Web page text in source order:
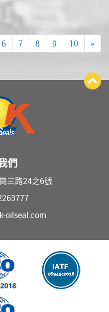
6 7 8 9 10 »
們
三路24之6號
oilseal.com